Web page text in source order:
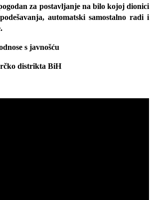
za postavljanje na bilo kojoj dionici
automatski samostalno radi i
s javnošću
distrikta BiH